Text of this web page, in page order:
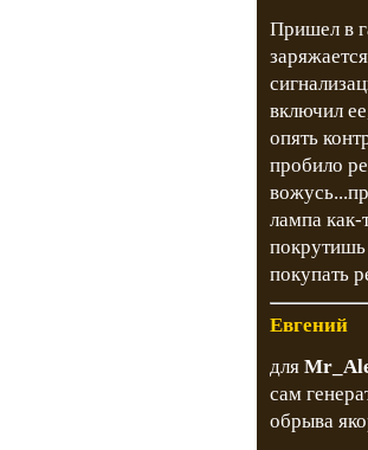
Пришел в
включил
опять
пробило
лампа как-
покрутишь
покупать
Евгений
для
сам
обрыва